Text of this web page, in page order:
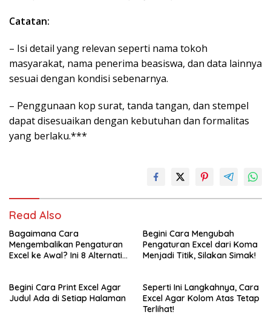
Catatan:
– Isi detail yang relevan seperti nama tokoh
masyarakat, nama penerima beasiswa, dan data lainnya
sesuai dengan kondisi sebenarnya.
– Penggunaan kop surat, tanda tangan, dan stempel
dapat disesuaikan dengan kebutuhan dan formalitas
yang berlaku.***
Read Also
Bagaimana Cara
Mengembalikan Pengaturan
Excel ke Awal? Ini 8 Alternatif
Begini Cara Mengubah
Pengaturan Excel dari Koma
Menjadi Titik, Silakan Simak!
Begini Cara Print Excel Agar
Judul Ada di Setiap Halaman
Seperti Ini Langkahnya, Cara
Excel Agar Kolom Atas Tetap
Terlihat!